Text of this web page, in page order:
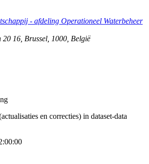
- afdeling Operationeel Waterbeheer
20 16 Brussel 1000 België
en correcties) in dataset-data